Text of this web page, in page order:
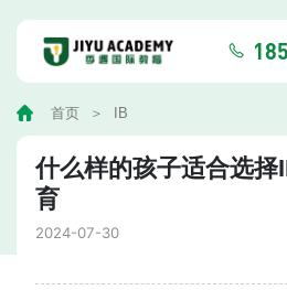
首页 IB
什么样的孩子适合选
育
2024-07-30